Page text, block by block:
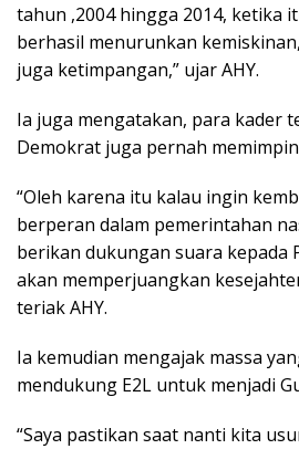
tahun ,2004 hingga 2014, ketika
berhasil menurunkan
juga ketimpangan,” ujar AHY.
Ia juga mengatakan, para kader
Demokrat juga pernah
“Oleh karena itu kalau ingin
berperan dalam pemerintahan
berikan dukungan suara kepada
akan memperjuangkan
teriak AHY.
Ia kemudian mengajak massa
mendukung E2L untuk menjadi
“Saya pastikan saat nanti kita